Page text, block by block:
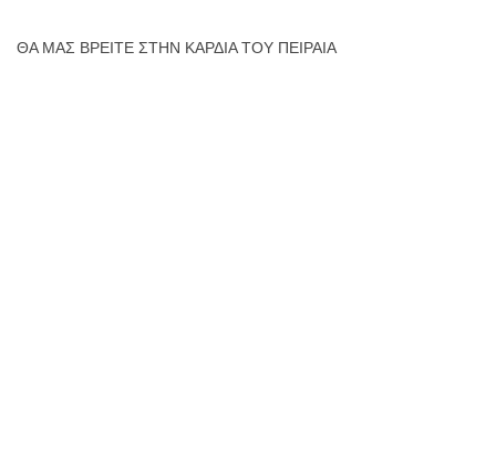
ΘΑ ΜΑΣ ΒΡΕΊΤΕ ΣΤΗΝ ΚΑΡΔΙΆ ΤΟΥ ΠΕΙΡΑΙΆ